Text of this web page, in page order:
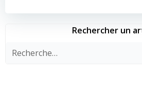
de
l’article
de
Rechercher un